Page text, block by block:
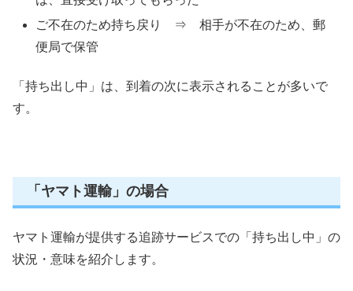
ご不在のため持ち戻り ⇒ 相手が不在のため、郵
便局で保管
「持ち出し中」は、到着の次に表示されることが多いで
す。
「ヤマト運輸」の場合
ヤマト運輸が提供する追跡サービスでの「持ち出し中」の
状況・意味を紹介します。